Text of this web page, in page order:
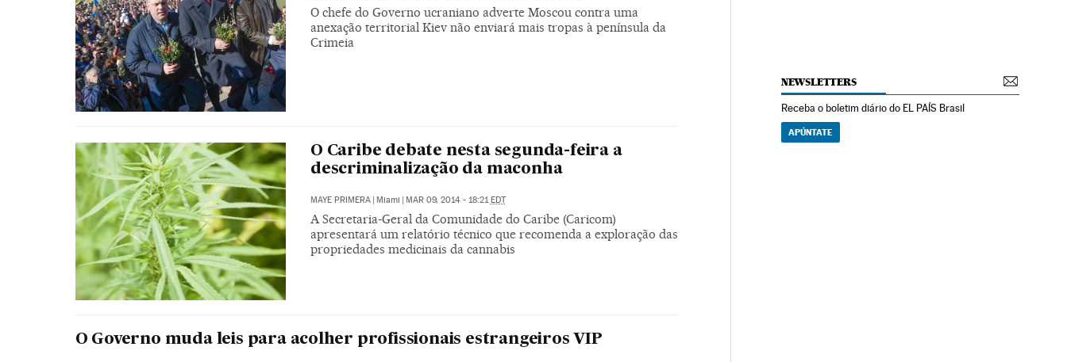
O chefe do Governo ucraniano adverte Moscou contra uma
anexação territorial Kiev não enviará mais tropas à península da
Crimeia
O Caribe debate nesta segunda-feira a
descriminalização da maconha
MAYE PRIMERA | Miami | MAR 09, 2014 - 18:21EDT
A Secretaria-Geral da Comunidade do Caribe (Caricom)
apresentará um relatório técnico que recomenda a exploração das
propriedades medicinais da cannabis
O Governo muda leis para acolher profissionais estrangeiros VIP
NEWSLETTERS
Receba o boletim diário do EL PAÍS Brasil
APÚNTATE